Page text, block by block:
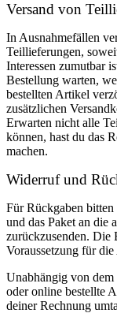
Versand von
In Ausnahmefällen
Teillieferungen,
Interessen zumutbar
Bestellung warten,
bestellten Artikel
zusätzlichen
Erwarten nicht alle
können, hast du das
machen.
Widerruf und
Für Rückgaben
und das Paket an die
zurückzusenden. Die
Voraussetzung für
Unabhängig von
oder online bestellte
deiner Rechnung